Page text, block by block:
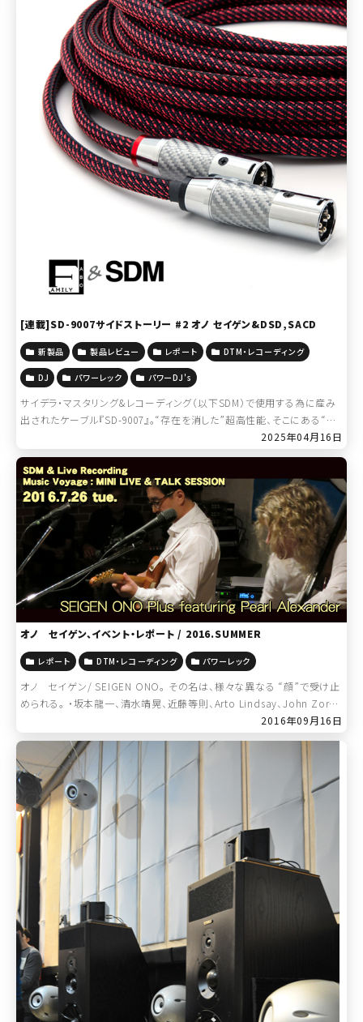
[連載]SD-9007サイドストーリー #2 オノ セイゲン&DSD,SACD
新製品 製品レビュー レポート DTM・レコーディング
DJ パワーレック パワーDJ's
サイデラ・マスタリング&レコーディング（以下SDM）で使用する為に産み
出されたケーブル『SD-9007』。“存在を消した”超高性能、そこにある“フ
ィロソフィー”とは・・・？ ＞＞＞[連載]SD-9007サイドスト […]2025年04月16日
オノ セイゲン、イベント・レポート / 2016.SUMMER
レポート DTM・レコーディング パワーレック
オノ セイゲン/ SEIGEN ONO。 その名は、様々な異なる “顔”で受け止
められる。 ・坂本龍一、清水靖晃、近藤等則、Arto Lindsay、John Zorn、
2016年09月16日